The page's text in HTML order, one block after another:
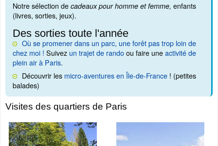
Notre sélection de cadeaux pour homme et femme, enfants
(livres, sorties, jeux).
Des sorties toute l'année
Où se promener dans un parc, une forêt pas trop loin de
chez moi ! Suivez un trajet de randoou faire uneactivité de
plein air à Paris.
Découvrir les micro-aventures en Île-de-France ! (petites
balades)
Visites des quartiers de Paris